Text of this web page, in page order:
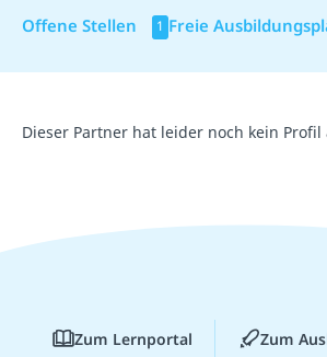
Offene Stellen 1 Freie
Dieser Partner hat leider noch kein
Zum Lernportal Zum